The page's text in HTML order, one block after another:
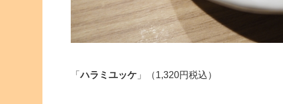
「ハラミユッケ 」（1,320円税込）